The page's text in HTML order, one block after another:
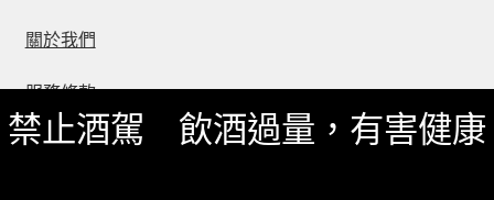
關於我們
服務條款
隱私政策
禁止酒駕 飲酒過量，有害健康